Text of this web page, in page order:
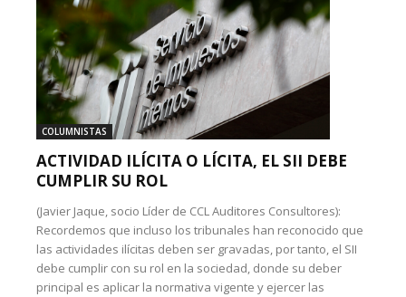
COLUMNISTAS
ACTIVIDAD ILÍCITA O LÍCITA, EL SII DEBE
CUMPLIR SU ROL
(Javier Jaque, socio Líder de CCL Auditores Consultores):
Recordemos que incluso los tribunales han reconocido que
las actividades ilícitas deben ser gravadas, por tanto, el SII
debe cumplir con su rol en la sociedad, donde su deber
principal es aplicar la normativa vigente y ejercer las